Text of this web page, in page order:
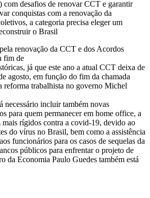
com desafios de renovar CCT e garantir
conquistas com a renovação da
a categoria precisa eleger um
o Brasil
renovação da CCT e dos Acordos
fim de
já que este ano a atual CCT deixa de
agosto, em função do fim da chamada
reforma trabalhista no governo Michel
necessário incluir também novas
para quem permanecer em home office, a
mais rígidos contra a covid-19, devido ao
do vírus no Brasil, bem como a assistência
funcionários para os casos de sequelas da
públicos para enfrentar o projeto de
da Economia Paulo Guedes também está